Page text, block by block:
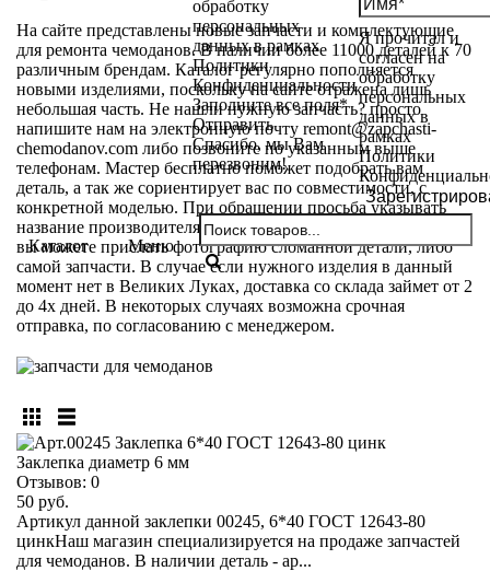
обработку
персональных
данных в рамках
Политики
Конфиденциальности
Заполните все поля*
Отправить
Спасибо, мы Вам
перезвоним!
Я прочитал и
согласен на
обработку
персональных
данных в
рамках
Политики
Каталог Меню
На сайте представлены новые запчасти и комплектующие
для ремонта чемоданов. В наличии более 11000 деталей к 70
различным брендам. Каталог регулярно пополняется
новыми изделиями, поскольку на сайте отражена лишь
небольшая часть. Не нашли нужную запчасть? просто
напишите нам на электронную почту remont@zapchasti-
chemodanov.com либо позвоните по указанным выше
телефонам. Мастер бесплатно поможет подобрать вам
деталь, а так же сориентирует вас по совместимости, с
конкретной моделью. При обращении просьба указывать
название производителя и модели вашего чемодана. Так же
вы можете прислать фотографию сломанной детали, либо
самой запчасти. В случае если нужного изделия в данный
момент нет в Великих Луках, доставка со склада займет от 2
до 4х дней. В некоторых случаях возможна срочная
отправка, по согласованию с менеджером.
Заклепка диаметр 6 мм
Отзывов: 0
50 руб.
Артикул данной заклепки 00245, 6*40 ГОСТ 12643-80
цинкНаш магазин специализируется на продаже запчастей
для чемоданов. В наличии деталь - ар...